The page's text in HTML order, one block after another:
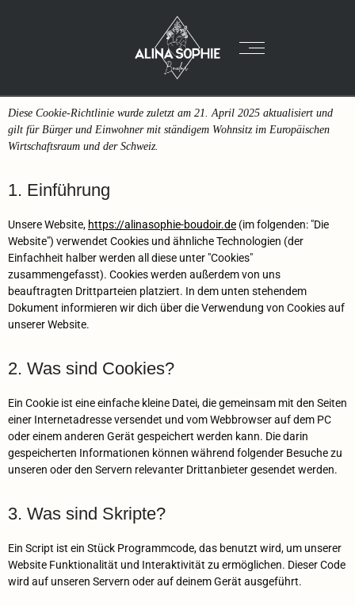
Diese Cookie-Richtlinie wurde zuletzt am 21. April 2025 aktualisiert und
gilt für Bürger und Einwohner mit ständigem Wohnsitz im Europäischen
Wirtschaftsraum und der Schweiz.
1. Einführung
Unsere Website, https://alinasophie-boudoir.de (im folgenden: "Die
Website") verwendet Cookies und ähnliche Technologien (der
Einfachheit halber werden all diese unter "Cookies"
zusammengefasst). Cookies werden außerdem von uns
beauftragten Drittparteien platziert. In dem unten stehendem
Dokument informieren wir dich über die Verwendung von Cookies auf
unserer Website.
2. Was sind Cookies?
Ein Cookie ist eine einfache kleine Datei, die gemeinsam mit den Seiten
einer Internetadresse versendet und vom Webbrowser auf dem PC
oder einem anderen Gerät gespeichert werden kann. Die darin
gespeicherten Informationen können während folgender Besuche zu
unseren oder den Servern relevanter Drittanbieter gesendet werden.
3. Was sind Skripte?
Ein Script ist ein Stück Programmcode, das benutzt wird, um unserer
Website Funktionalität und Interaktivität zu ermöglichen. Dieser Code
wird auf unseren Servern oder auf deinem Gerät ausgeführt.